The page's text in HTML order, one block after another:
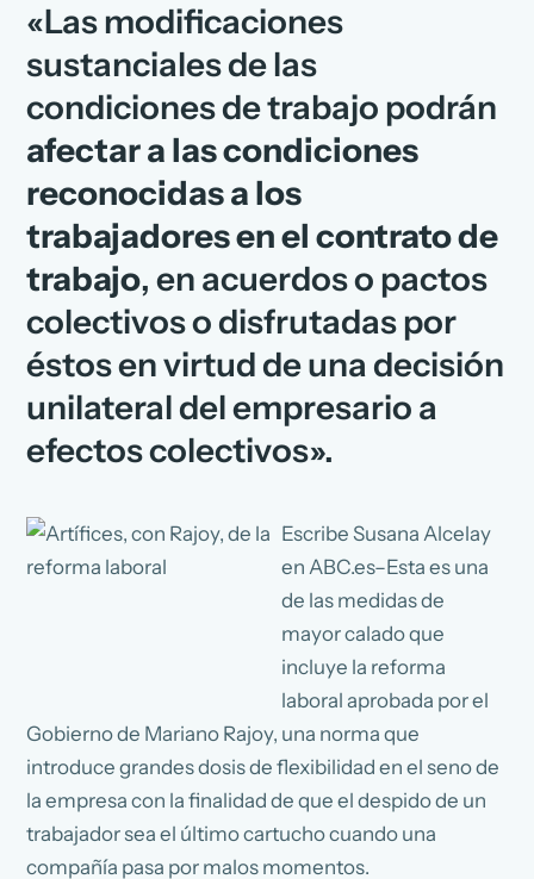
«Las modificaciones
sustanciales de las
condiciones de trabajo podrán
afectar a las condiciones
reconocidas a los
trabajadores en el contrato de
trabajo, en acuerdos o pactos
colectivos o disfrutadas por
éstos en virtud de una decisión
unilateral del empresario a
efectos colectivos».
Escribe Susana Alcelay
en ABC.es–Esta es una
de las medidas de
mayor calado que
incluye la reforma
laboral aprobada por el
Gobierno de Mariano Rajoy, una norma que
introduce grandes dosis de flexibilidad en el seno de
la empresa con la finalidad de que el despido de un
trabajador sea el último cartucho cuando una
compañía pasa por malos momentos.